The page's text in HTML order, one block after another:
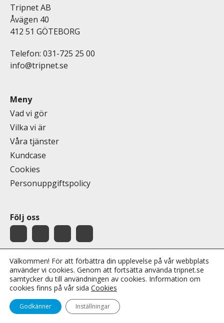
Tripnet AB
Åvägen 40
412 51 GÖTEBORG
Telefon: 031-725 25 00
info@tripnet.se
Meny
Vad vi gör
Vilka vi är
Våra tjänster
Kundcase
Cookies
Personuppgiftspolicy
Följ oss
Copyright 2026 © Tripnet AB
Välkommen! För att förbättra din upplevelse på vår webbplats
använder vi cookies. Genom att fortsätta använda tripnet.se
samtycker du till användningen av cookies. Information om
cookies finns på vår sida Cookies
Godkänner Inställningar